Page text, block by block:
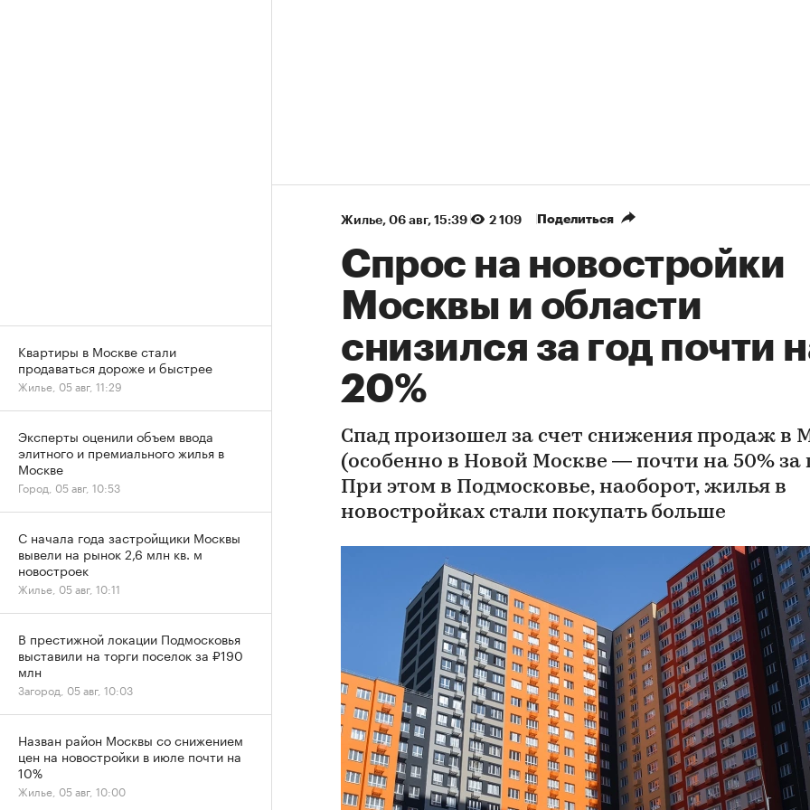
Жилье⁠, 06 авг, 15:39 2 109 Поделиться
Спрос на новостройки
Москвы и области
снизился за год почти
20%
Спад произошел за счет снижения продаж в
(особенно в Новой Москве — почти на 50% за
При этом в Подмосковье, наоборот, жилья в
новостройках стали покупать больше
Квартиры в Москве стали
продаваться дороже и быстрее
Жилье, 05 авг, 11:29
Эксперты оценили объем ввода
элитного и премиального жилья в
Москве
Город, 05 авг, 10:53
С начала года застройщики Москвы
вывели на рынок 2,6 млн кв. м
новостроек
Жилье, 05 авг, 10:11
В престижной локации Подмосковья
выставили на торги поселок за ₽190
млн
Загород, 05 авг, 10:03
Назван район Москвы со снижением
цен на новостройки в июле почти на
10%
Жилье, 05 авг, 10:00